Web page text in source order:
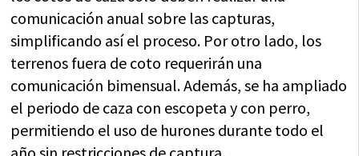
comunicación anual sobre las capturas,
simplificando así el proceso. Por otro lado, los
terrenos fuera de coto requerirán una
comunicación bimensual. Además, se ha ampliado
el periodo de caza con escopeta y con perro,
permitiendo el uso de hurones durante todo el